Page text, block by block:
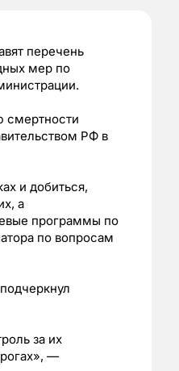
перечень
мер по
смертности
РФ в
и добиться,
а
программы по
по вопросам
за их
—